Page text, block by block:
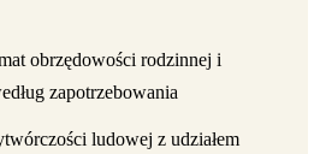
obrzędowości rodzinnej i
zapotrzebowania
ludowej z udziałem